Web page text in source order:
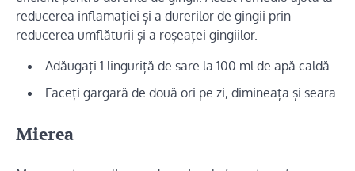
reducerea inflamației și a durerilor de gingii prin
reducerea umflăturii și a roșeaței gingiilor.
Adăugați 1 linguriță de sare la 100 ml de apă caldă.
Faceți gargară de două ori pe zi, dimineața și seara.
Mierea